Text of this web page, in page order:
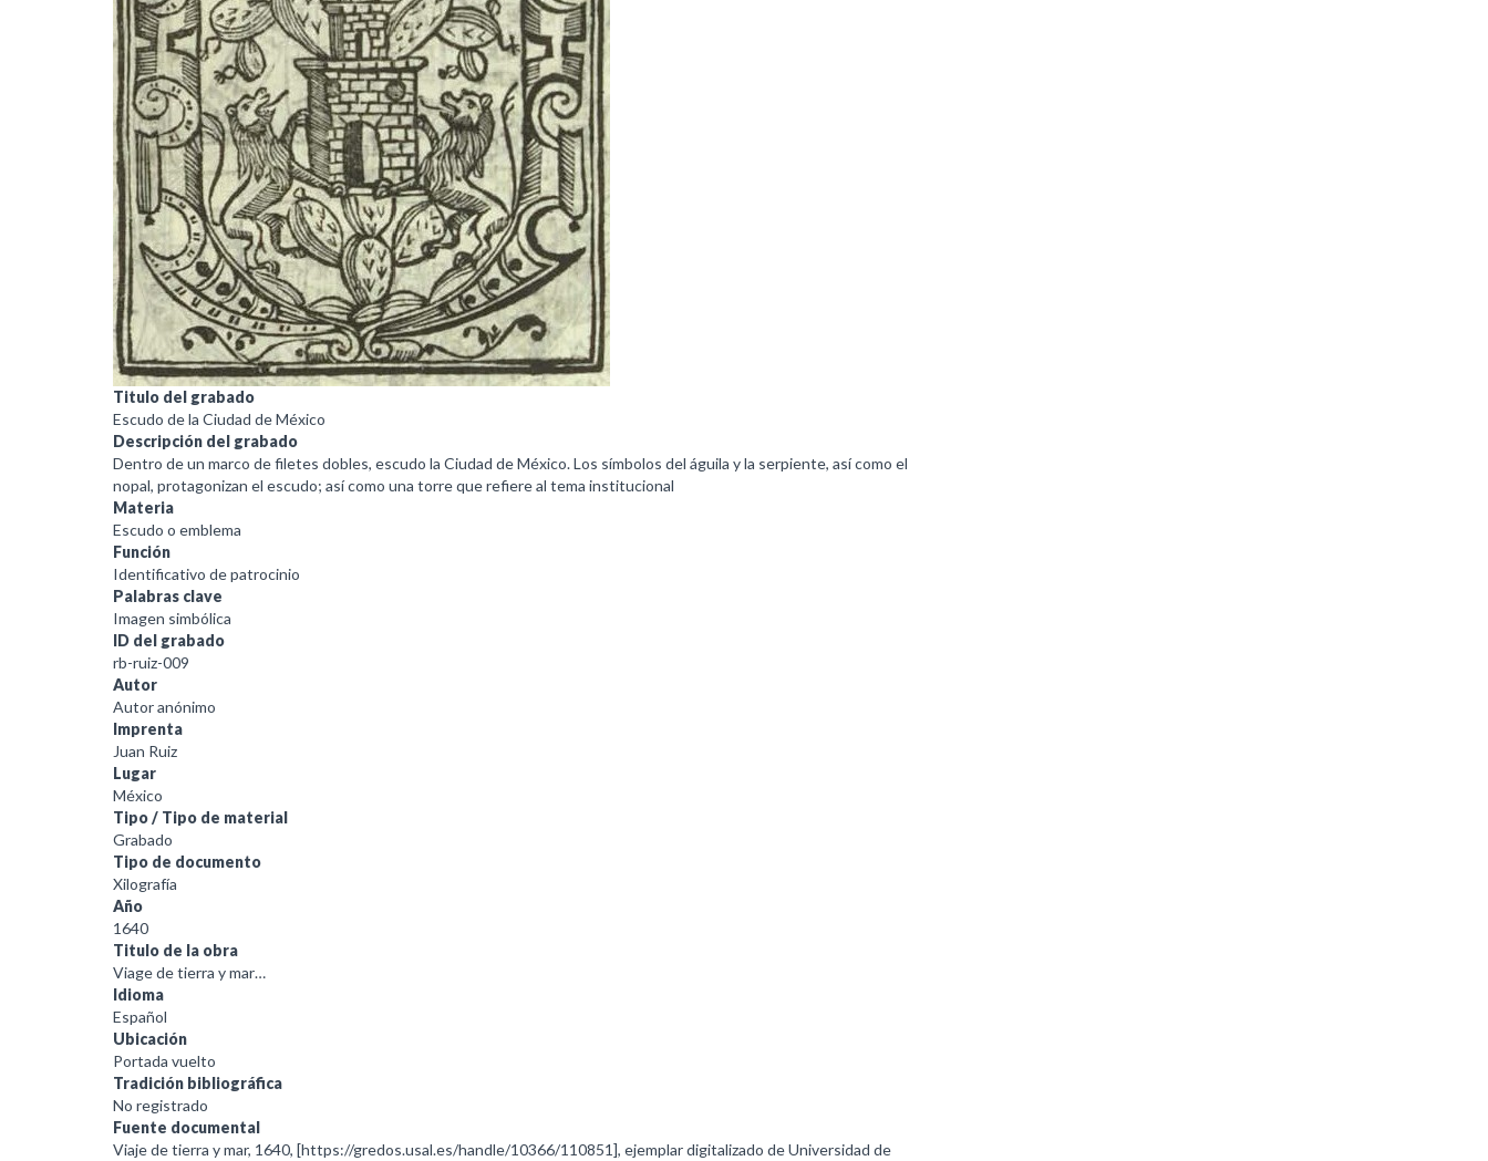
Titulo del grabado
Escudo de la Ciudad de México
Descripción del grabado
Dentro de un marco de filetes dobles, escudo la Ciudad de México. Los símbolos del águila y la serpiente, así como el
nopal, protagonizan el escudo; así como una torre que refiere al tema institucional
Materia
Escudo o emblema
Función
Identificativo de patrocinio
Palabras clave
Imagen simbólica
ID del grabado
rb-ruiz-009
Autor
Autor anónimo
Imprenta
Juan Ruiz
Lugar
México
Tipo / Tipo de material
Grabado
Tipo de documento
Xilografía
Año
1640
Titulo de la obra
Viage de tierra y mar…
Idioma
Español
Ubicación
Portada vuelto
Tradición bibliográfica
No registrado
Fuente documental
Viaje de tierra y mar, 1640, [https://gredos.usal.es/handle/10366/110851], ejemplar digitalizado de Universidad de